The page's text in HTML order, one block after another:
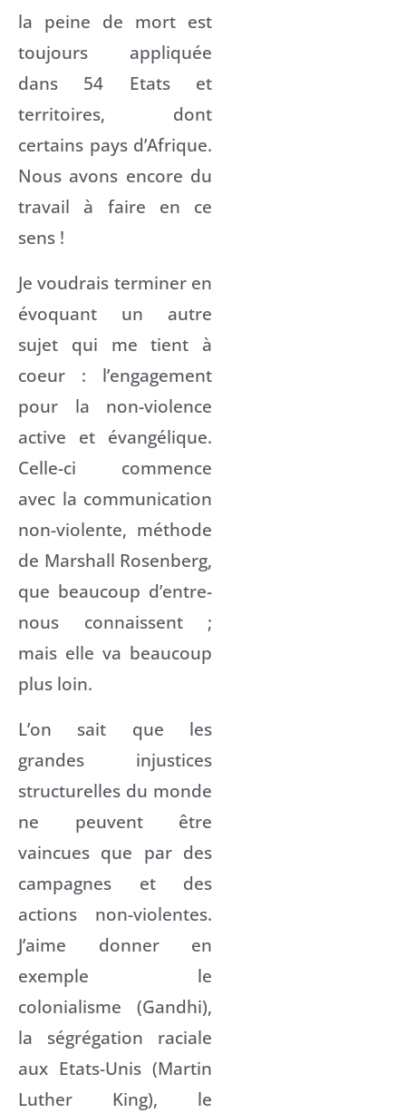
la peine de mort est
toujours appliquée
dans 54 Etats et
territoires, dont
certains pays d’Afrique.
Nous avons encore du
travail à faire en ce
sens !
Je voudrais terminer en
évoquant un autre
sujet qui me tient à
coeur : l’engagement
pour la non-violence
active et évangélique.
Celle-ci commence
avec la communication
non-violente, méthode
de Marshall Rosenberg,
que beaucoup d’entre-
nous connaissent ;
mais elle va beaucoup
plus loin.
L’on sait que les
grandes injustices
structurelles du monde
ne peuvent être
vaincues que par des
campagnes et des
actions non-violentes.
J’aime donner en
exemple le
colonialisme (Gandhi),
la ségrégation raciale
aux Etats-Unis (Martin
Luther King), le